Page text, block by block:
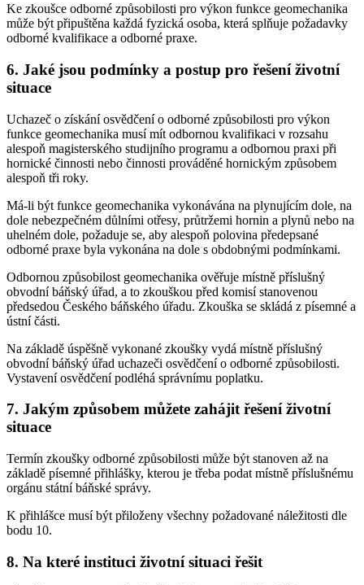
Ke zkoušce odborné způsobilosti pro výkon funkce geomechanika
může být připuštěna každá fyzická osoba, která splňuje požadavky
odborné kvalifikace a odborné praxe.
6. Jaké jsou podmínky a postup pro řešení životní
situace
Uchazeč o získání osvědčení o odborné způsobilosti pro výkon
funkce geomechanika musí mít odbornou kvalifikaci v rozsahu
alespoň magisterského studijního programu a odbornou praxi při
hornické činnosti nebo činnosti prováděné hornickým způsobem
alespoň tři roky.
Má-li být funkce geomechanika vykonávána na plynujícím dole, na
dole nebezpečném důlními otřesy, průtržemi hornin a plynů nebo na
uhelném dole, požaduje se, aby alespoň polovina předepsané
odborné praxe byla vykonána na dole s obdobnými podmínkami.
Odbornou způsobilost geomechanika ověřuje místně příslušný
obvodní báňský úřad, a to zkouškou před komisí stanovenou
předsedou Českého báňského úřadu. Zkouška se skládá z písemné a
ústní části.
Na základě úspěšně vykonané zkoušky vydá místně příslušný
obvodní báňský úřad uchazeči osvědčení o odborné způsobilosti.
Vystavení osvědčení podléhá správnímu poplatku.
7. Jakým způsobem můžete zahájit řešení životní
situace
Termín zkoušky odborné způsobilosti může být stanoven až na
základě písemné přihlášky, kterou je třeba podat místně příslušnému
orgánu státní báňské správy.
K přihlášce musí být přiloženy všechny požadované náležitosti dle
bodu 10.
8. Na které instituci životní situaci řešit